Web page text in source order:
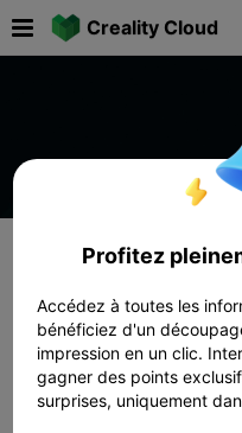
Creality Cloud
Profitez
Accédez à toutes les
bénéficiez d'un
impression en un clic.
gagner des points
surprises, uniquement